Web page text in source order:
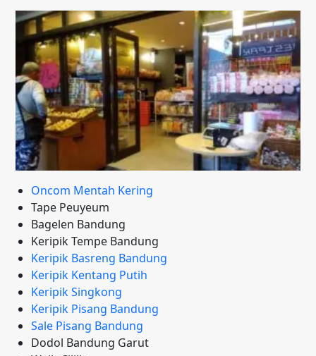
Oncom Mentah Kering
Tape Peuyeum
Bagelen Bandung
Keripik Tempe Bandung
Keripik Basreng Bandung
Keripik Kentang Putih
Keripik Singkong
Keripik Pisang Bandung
Sale Pisang Bandung
Dodol Bandung Garut